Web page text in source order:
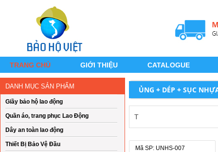
TRANG CHỦ GIỚI THIỆU CATALOGUE
DANH MỤC SẢN PHẨM
Giầy bảo hộ lao động
Quần áo, trang phục Lao Động
Dây an toàn lao động
Thiết Bị Bảo Vệ Đầu
ỦNG + DÉP + SỤC
T
Mã SP: UNHS-007